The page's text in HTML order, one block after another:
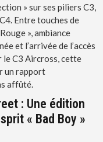
» sur ses piliers C3,
Entre touches de
», ambiance
et l’arrivée de l’accès
le C3 Aircross, cette
un rapport
affûté.
: Une édition
« Bad Boy »